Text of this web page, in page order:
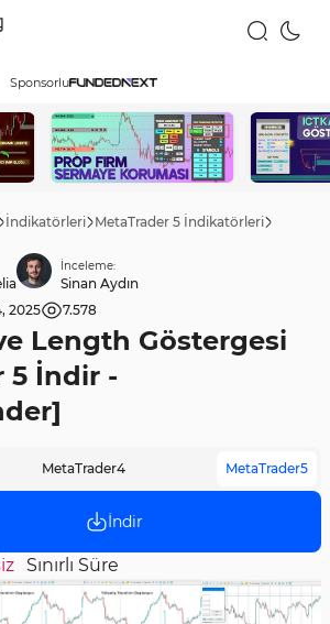
Sponsorlu
İndikatörleri MetaTrader 5 İndikatörleri
İnceleme:
Sinan Aydın
2025 7.578
Length Göstergesi
5 İndir -
MetaTrader4 MetaTrader5
İndir
Sınırlı Süre